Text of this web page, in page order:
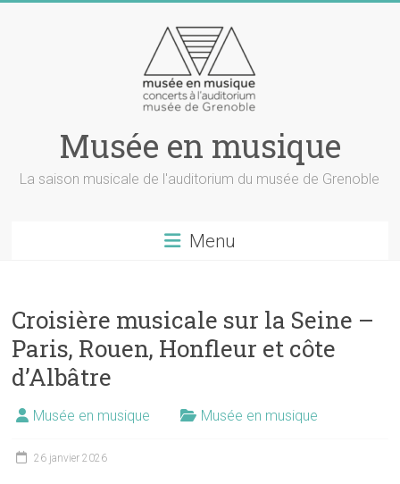
Musée en musique
La saison musicale de l'auditorium du musée de Grenoble
Menu
Croisière musicale sur la Seine –
Paris, Rouen, Honfleur et côte
d’Albâtre
Musée en musique Musée en musique
26 janvier 2026